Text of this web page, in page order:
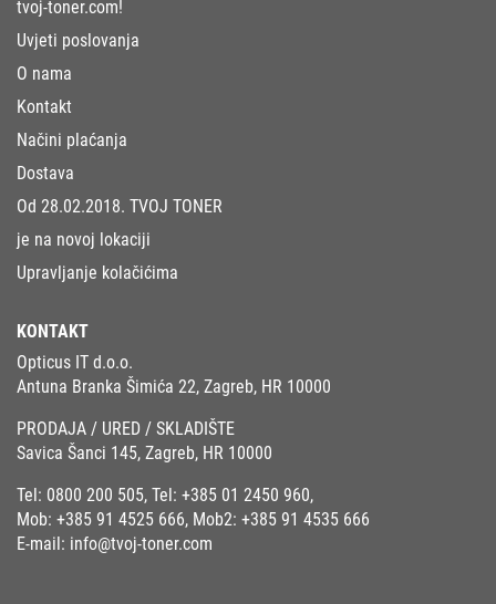
tvoj-toner.com!
Uvjeti poslovanja
O nama
Kontakt
Načini plaćanja
Dostava
Od 28.02.2018. TVOJ TONER
je na novoj lokaciji
Upravljanje kolačićima
KONTAKT
Opticus IT d.o.o.
Antuna Branka Šimića 22, Zagreb, HR 10000
PRODAJA / URED / SKLADIŠTE
Savica Šanci 145, Zagreb, HR 10000
Tel: 0800 200 505, Tel: +385 01 2450 960,
Mob: +385 91 4525 666, Mob2: +385 91 4535 666
E-mail: info@tvoj-toner.com